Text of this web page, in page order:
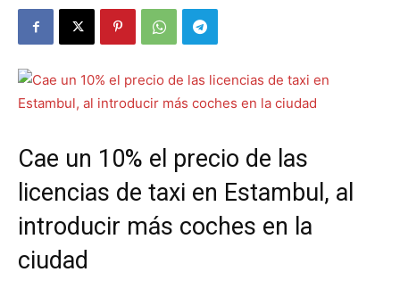
Cae un 10% el precio de las
licencias de taxi en Estambul, al
introducir más coches en la
ciudad